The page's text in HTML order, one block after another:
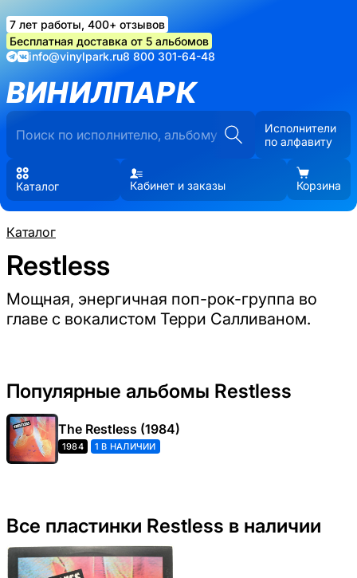
7 лет работы, 400+ отзывов
Бесплатная доставка от 5 альбомов
info@vinylpark.ru8 800 301-64-48
ВИНИЛПАРК
Исполнители
по алфавиту
Каталог Кабинет и заказы Корзина
Каталог
Restless
Мощная, энергичная поп-рок-группа во
главе с вокалистом Терри Салливаном.
Популярные альбомы Restless
The Restless (1984)
1984 1 В НАЛИЧИИ
Все пластинки Restless в наличии